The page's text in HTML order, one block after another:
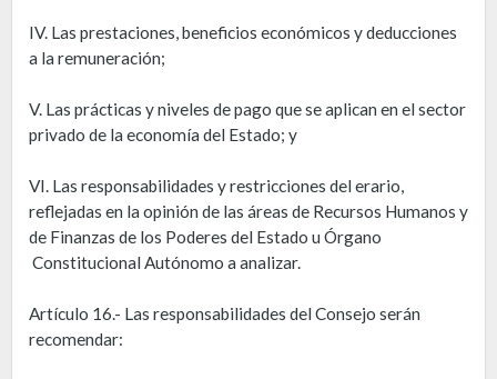
IV. Las prestaciones, beneficios económicos y deducciones
a la remuneración;
V. Las prácticas y niveles de pago que se aplican en el sector
privado de la economía del Estado; y
VI. Las responsabilidades y restricciones del erario,
reflejadas en la opinión de las áreas de Recursos Humanos y
de Finanzas de los Poderes del Estado u Órgano
Constitucional Autónomo a analizar.
Artículo 16.- Las responsabilidades del Consejo serán
recomendar: